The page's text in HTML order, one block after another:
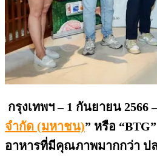
กรุงเทพฯ – 1 กันยายน 2566
จำกัด (มหาชน)” หรือ
อาหารที่มีคุณภาพมากกว่า ป